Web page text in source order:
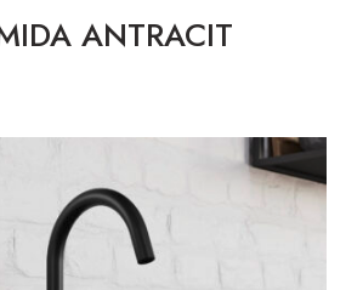
ANTRACIT